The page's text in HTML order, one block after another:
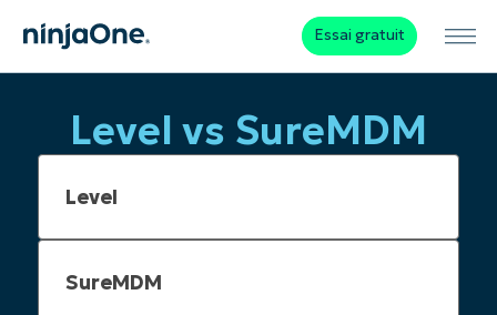
Essai gratuit
Level vs SureMDM